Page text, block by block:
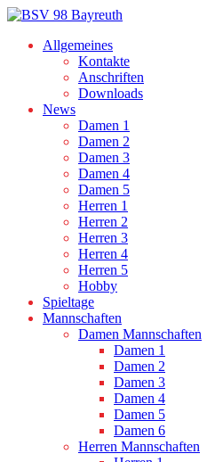
Allgemeines
Kontakte
Anschriften
Downloads
News
Damen 1
Damen 2
Damen 3
Damen 4
Damen 5
Herren 1
Herren 2
Herren 3
Herren 4
Herren 5
Hobby
Spieltage
Mannschaften
Damen Mannschaften
Damen 1
Damen 2
Damen 3
Damen 4
Damen 5
Damen 6
Herren Mannschaften